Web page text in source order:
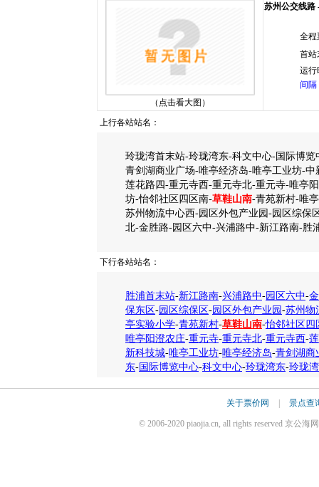
（点击看大图）
苏州公交线路
全程
首站
运行
间隔
上行各站站名：
玲珑湾首末站-玲珑湾东-科文中心-国际博
青剑湖商业广场-唯亭经济岛-唯亭工业坊-
莲花路四-重元寺西-重元寺北-重元寺-唯亭
坊-怡邻社区四区南-草鞋山南-青苑新村-唯
苏州物流中心西-园区外包产业园-园区综保
北-金胜路-园区六中-兴浦路中-新江路南-胜
下行各站站名：
胜浦首末站-新江路南-兴浦路中-园区六中-
保东区-园区综保区-园区外包产业园 -苏州物
亭实验小学-青苑新村-草鞋山南-怡邻社区四
唯亭阳澄农庄-重元寺-重元寺北-重元寺西-
新科技城-唯亭工业坊-唯亭经济岛-青剑湖商
东-国际博览中心-科文中心-玲珑湾东-玲珑
关于票价网 景点查
© 2006-2020 piaojia.cn, all rights reserved 京公海